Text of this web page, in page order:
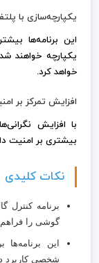
یکپارچه‌سازی با
این برنامه‌ها
یکپارچه خواهند
خواهد کرد.
افزایش تمرکز بر
با افزایش
بیشتری بر امنیت
نکات کلیدی
برنامه کنترل
گوشی را
این
شخصی کاربرد